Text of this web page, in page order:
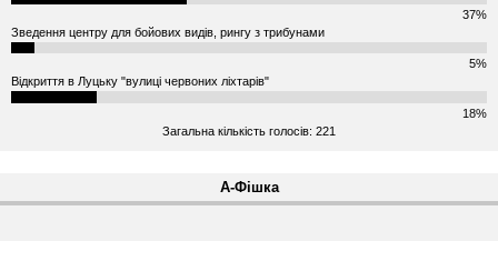
37%
Зведення центру для бойових видів, рингу з трибунами
5%
Відкриття в Луцьку "вулиці червоних ліхтарів"
18%
Загальна кількість голосів: 221
А-Фішка